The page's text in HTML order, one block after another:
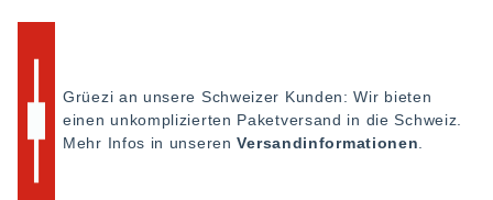
Grüezi an unsere Schweizer Kunden: Wir bieten
einen unkomplizierten Paketversand in die Schweiz.
Mehr Infos in unserenVersandinformationen